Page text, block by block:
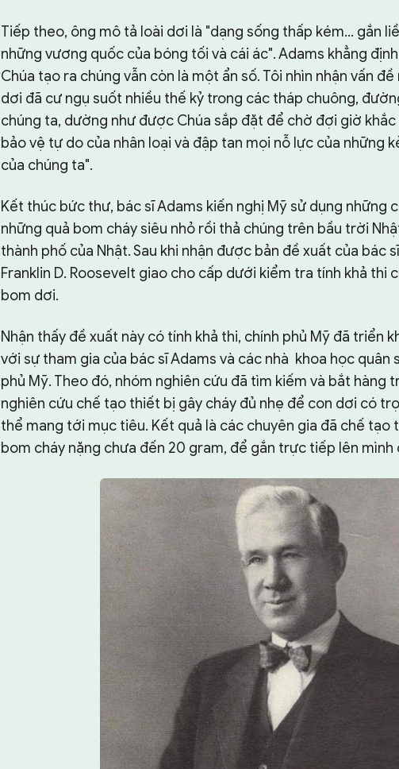
Tiếp theo, ông mô tả loài dơi là "dạng sống thấp kém... gắn
những vương quốc của bóng tối và cái ác". Adams khẳng
Chúa tạo ra chúng vẫn còn là một ẩn số. Tôi nhìn nhận vấn
dơi đã cư ngụ suốt nhiều thế kỷ trong các tháp chuông,
chúng ta, dường như được Chúa sắp đặt để chờ đợi giờ khắc
bảo vệ tự do của nhân loại và đập tan mọi nỗ lực của những
của chúng ta".
Kết thúc bức thư, bác sĩ Adams kiến nghị Mỹ sử dụng những
những quả bom cháy siêu nhỏ rồi thả chúng trên bầu trời
thành phố của Nhật. Sau khi nhận được bản đề xuất của bác
Franklin D. Roosevelt giao cho cấp dưới kiểm tra tính khả thi
bom dơi.
Nhận thấy đề xuất này có tính khả thi, chính phủ Mỹ đã triển
với sự tham gia của bác sĩ Adams và các nhà khoa học quân
phủ Mỹ. Theo đó, nhóm nghiên cứu đã tìm kiếm và bắt hàng
nghiên cứu chế tạo thiết bị gây cháy đủ nhẹ để con dơi có
thể mang tới mục tiêu. Kết quả là các chuyên gia đã chế tạo
bom cháy nặng chưa đến 20 gram, để gắn trực tiếp lên mình